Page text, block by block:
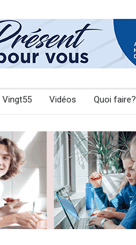
Vingt55 Vidéos Quoi faire?